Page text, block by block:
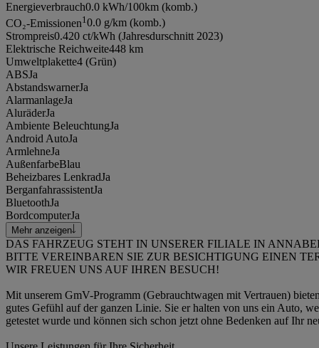
Energieverbrauch0.0 kWh/100km (komb.)
CO₂-Emissionen1 0.0 g/km (komb.)
Strompreis0.420 ct/kWh (Jahresdurschnitt 2023)
Elektrische Reichweite448 km
Umweltplakette4 (Grün)
ABSJa
AbstandswarnerJa
AlarmanlageJa
AluräderJa
Ambiente BeleuchtungJa
Android AutoJa
ArmlehneJa
AußenfarbeBlau
Beheizbares LenkradJa
BerganfahrassistentJa
BluetoothJa
BordcomputerJa
Mehr anzeigen
DAS FAHRZEUG STEHT IN UNSERER FILIALE IN
BITTE VEREINBAREN SIE ZUR BESICHTIGUNG EINEN
WIR FREUEN UNS AUF IHREN BESUCH!
Mit unserem GmV-Programm (Gebrauchtwagen mit Vertrauen)
gutes Gefühl auf der ganzen Linie. Sie er halten von uns ein Auto,
getestet wurde und können sich schon jetzt ohne Bedenken auf Ihr